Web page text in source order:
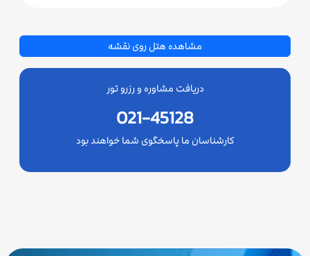
مشاهده هتل روی نقشه
دریافت مشاوره و رزرو تور
021-45128
کارشناسان ما پاسخگوی شما خواهند بود